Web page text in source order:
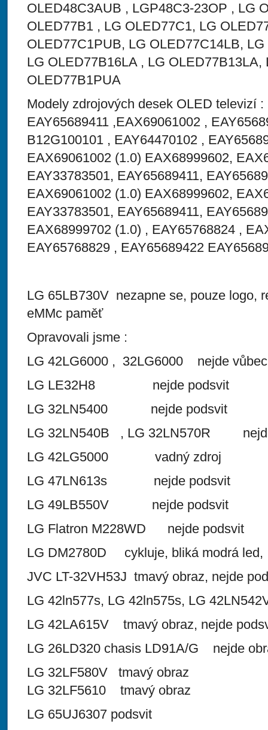
OLED48C3AUB , LGP48C3-23OP , LG
OLED77B1 , LG OLED77C1, LG
OLED77C1PUB, LG OLED77C14LB,
LG OLED77B16LA , LG OLED77B13LA,
OLED77B1PUA
Modely zdrojových desek OLED televizí
EAY65689411 ,EAX69061002 ,
B12G100101 , EAY64470102 ,
EAX69061002 (1.0) EAX68999602,
EAY33783501, EAY65689411,
EAX69061002 (1.0) EAX68999602,
EAY33783501, EAY65689411,
EAX68999702 (1.0) , EAY65768824 ,
EAY65768829 , EAY65689422
LG 65LB730V nezapne se, pouze logo,
eMMc paměť
Opravovali jsme :
LG 42LG6000 , 32LG6000 nejde
LG LE32H8 nejde podsvit
LG 32LN5400 nejde podsvit
LG 32LN540B , LG 32LN570R
LG 42LG5000 vadný zdroj
LG 47LN613s nejde podsvit
LG 49LB550V nejde podsvit
LG Flatron M228WD nejde podsvit
LG DM2780D cykluje, bliká modrá led,
JVC LT-32VH53J tmavý obraz, nejde
LG 42ln577s, LG 42ln575s, LG
LG 42LA615V tmavý obraz, nejde
LG 26LD320 chasis LD91A/G nejde
LG 32LF580V tmavý obraz
LG 32LF5610 tmavý obraz
LG 65UJ6307 podsvit